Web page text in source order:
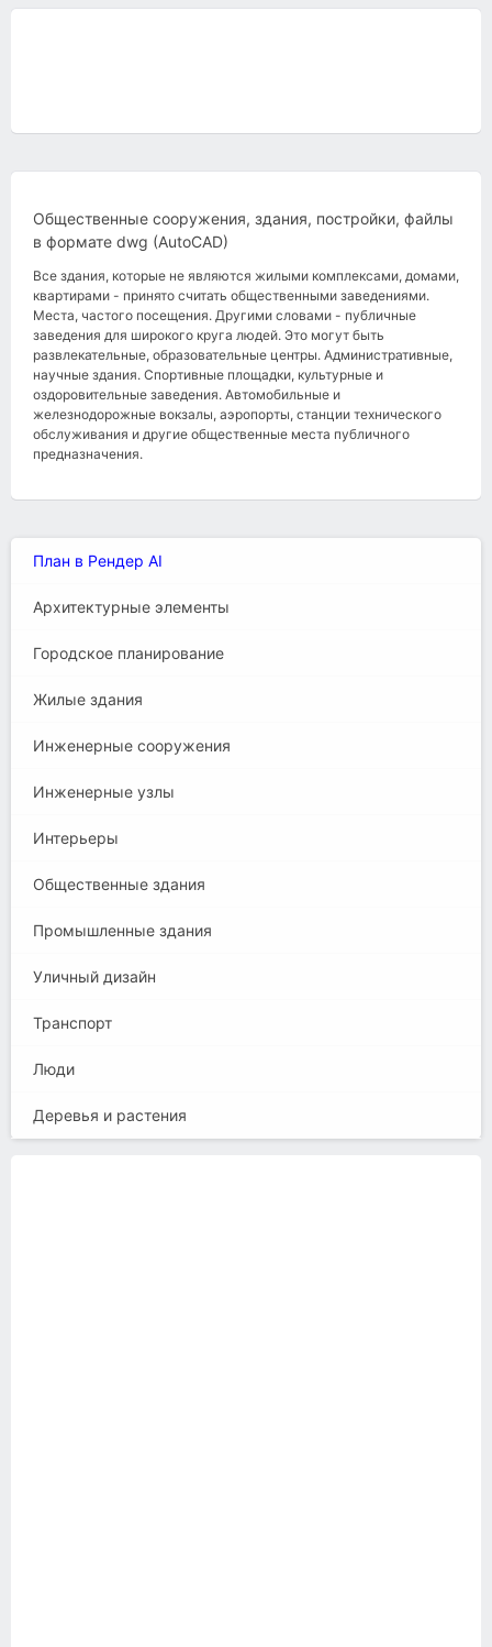
Общественные сооружения, здания, постройки, файлы
в формате dwg (AutoCAD)
Все здания, которые не являются жилыми комплексами, домами,
квартирами - принято считать общественными заведениями.
Места, частого посещения. Другими словами - публичные
заведения для широкого круга людей. Это могут быть
развлекательные, образовательные центры. Административные,
научные здания. Спортивные площадки, культурные и
оздоровительные заведения. Автомобильные и
железнодорожные вокзалы, аэропорты, станции технического
обслуживания и другие общественные места публичного
предназначения.
План в Рендер AI
Архитектурные элементы
Городское планирование
Жилые здания
Инженерные сооружения
Инженерные узлы
Интерьеры
Общественные здания
Промышленные здания
Уличный дизайн
Транспорт
Люди
Деревья и растения